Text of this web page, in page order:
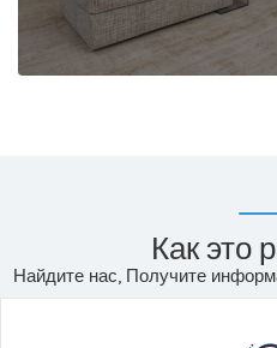
Как это
Найдите нас, Получите